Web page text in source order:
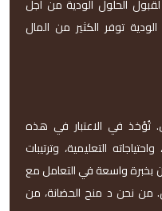
الحلول الودية من أجل
توفر الكثير من المال
تُؤخذ في الاعتبار في هذه
التعليمية، وترتيبات
بخبرة واسعة في التعامل مع
من نحن د منح الحضانة، من